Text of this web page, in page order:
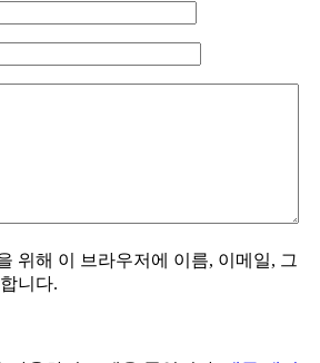
위해 이 브라우저에 이름, 이메일, 그
니다.